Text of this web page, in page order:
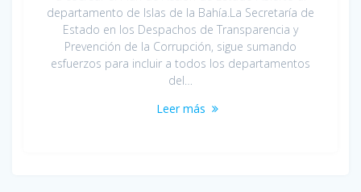
departamento de Islas de la Bahía.La Secretaría de
Estado en los Despachos de Transparencia y
Prevención de la Corrupción, sigue sumando
esfuerzos para incluir a todos los departamentos
del…
Leer más